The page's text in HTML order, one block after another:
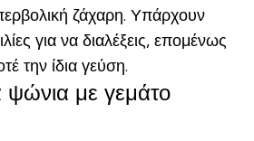
ζάχαρη. Υπάρχουν
για να διαλέξεις, επομένως
την ίδια γεύση.
ψώνια με γεμάτο